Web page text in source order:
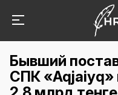
Бывший
СПК «Aqjaiyq»